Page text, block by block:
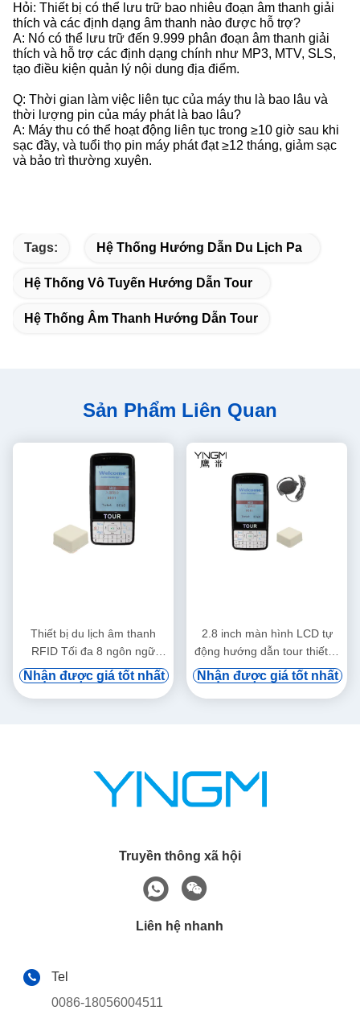
Hỏi: Thiết bị có thể lưu trữ bao nhiêu đoạn âm thanh giải
thích và các định dạng âm thanh nào được hỗ trợ?
A: Nó có thể lưu trữ đến 9.999 phân đoạn âm thanh giải
thích và hỗ trợ các định dạng chính như MP3, MTV, SLS,
tạo điều kiện quản lý nội dung địa điểm.
Q: Thời gian làm việc liên tục của máy thu là bao lâu và
thời lượng pin của máy phát là bao lâu?
A: Máy thu có thể hoạt động liên tục trong ≥10 giờ sau khi
sạc đầy, và tuổi thọ pin máy phát đạt ≥12 tháng, giảm sạc
và bảo trì thường xuyên.
Tags: Hệ Thống Hướng Dẫn Du Lịch Pa
Hệ Thống Vô Tuyến Hướng Dẫn Tour
Hệ Thống Âm Thanh Hướng Dẫn Tour
Sản Phẩm Liên Quan
Thiết bị du lịch âm thanh
RFID Tối đa 8 ngôn ngữ
32G Bộ nhớ
Nhận được giá tốt nhất
2.8 inch màn hình LCD tự
động hướng dẫn tour thiết bị
hướng dẫn Vod
Nhận được giá tốt nhất
Truyền thông xã hội
Liên hệ nhanh
Tel
0086-18056004511